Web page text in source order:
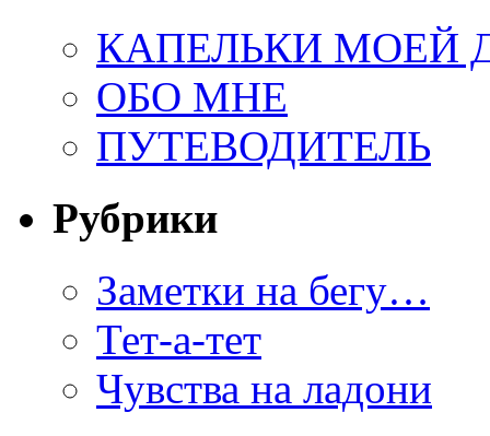
КАПЕЛЬКИ МОЕЙ
ОБО МНЕ
ПУТЕВОДИТЕЛЬ
Рубрики
Заметки на бегу…
Тет-а-тет
Чувства на ладони